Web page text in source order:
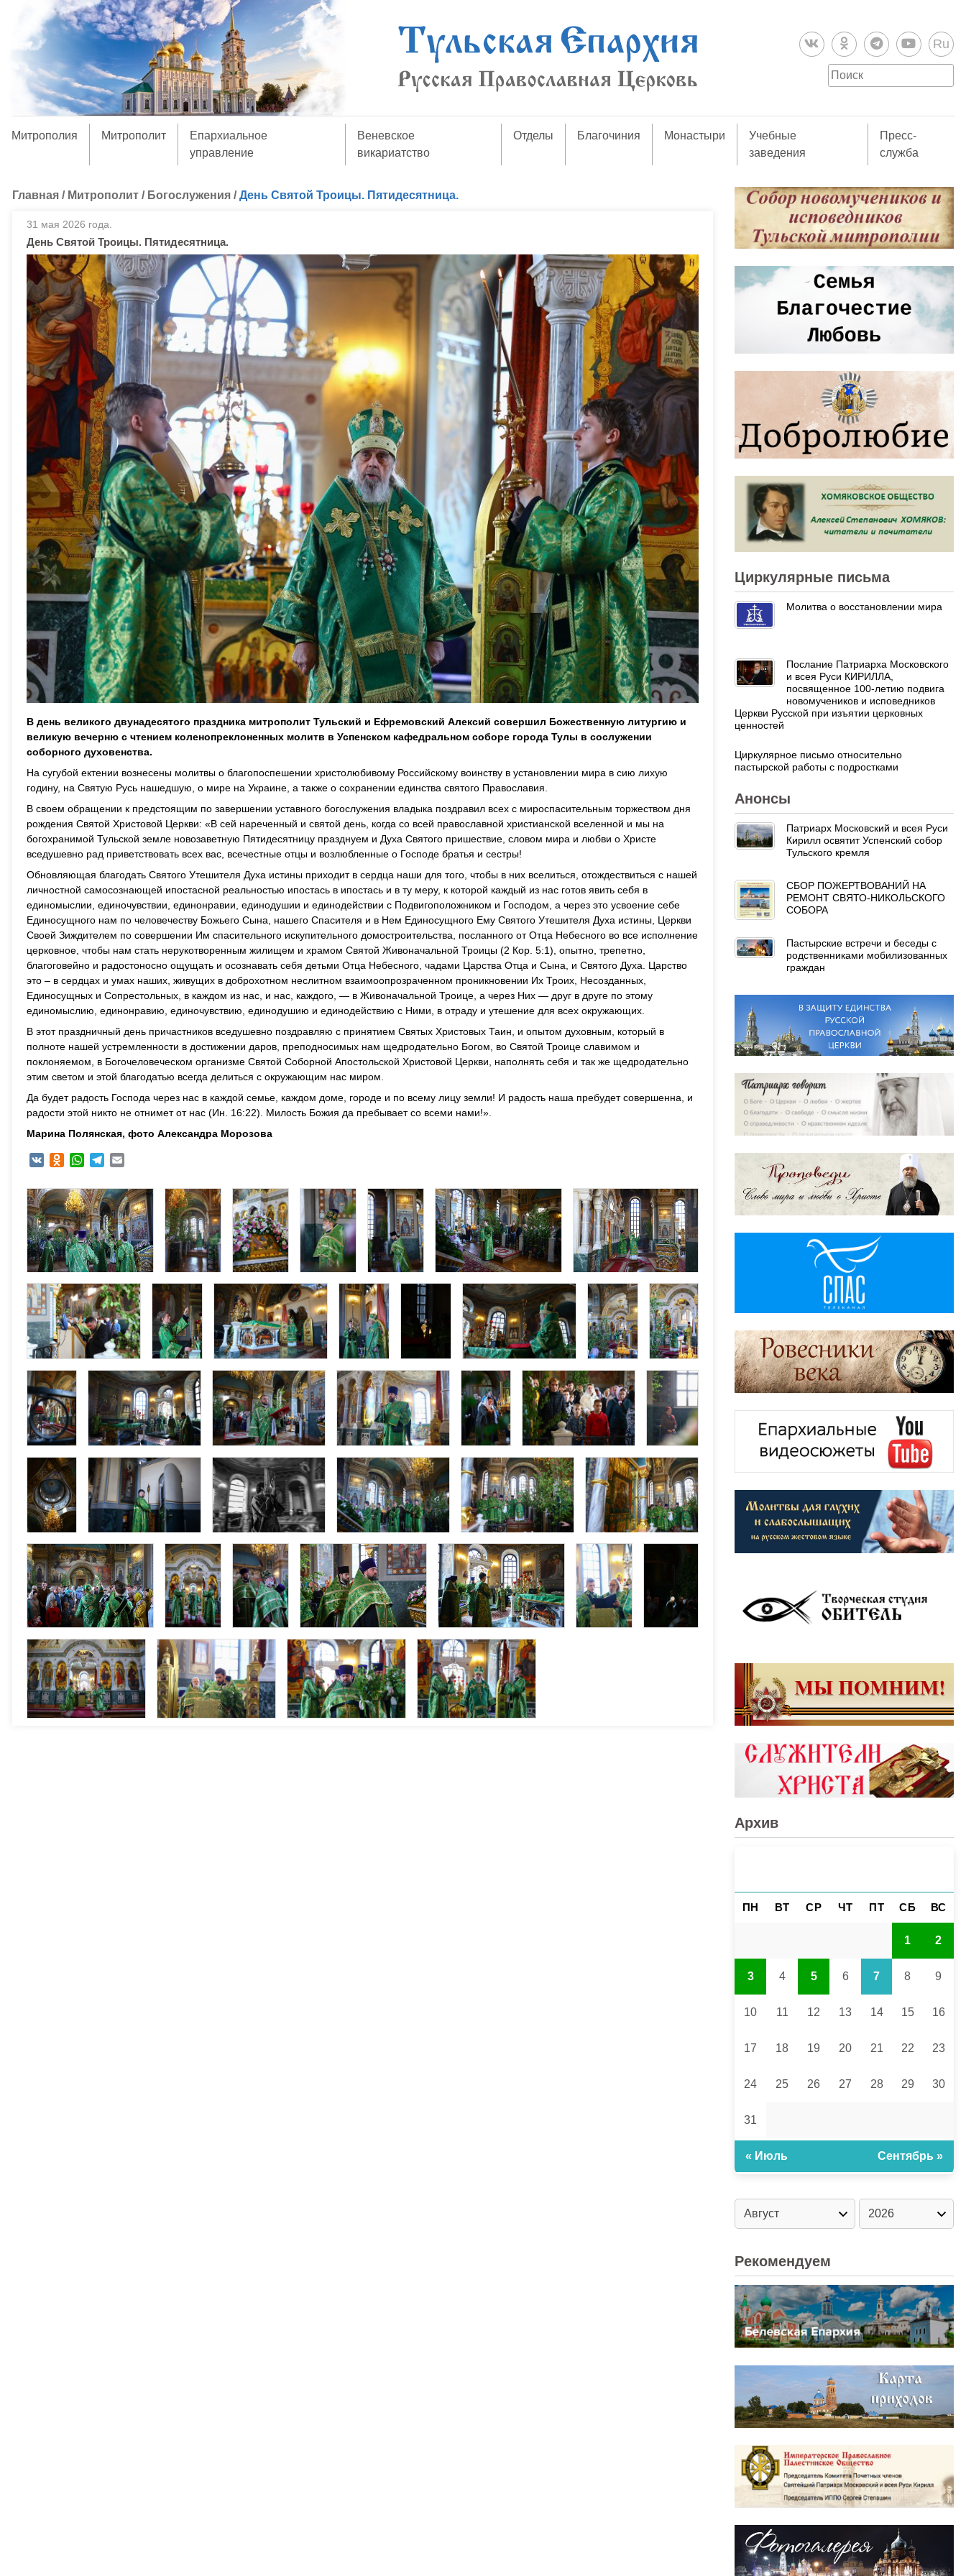
Ru
Митрополия Митрополит
Епархиальное
управление
Веневское
викариатство
Отделы Благочиния Монастыри
Учебные
заведения
Пресс-
служба
Главная / Митрополит / Богослужения /День Святой Троицы. Пятидесятница.
31 мая 2026 года.
День Святой Троицы. Пятидесятница.
В день великого двунадесятого праздника митрополит Тульский и Ефремовский Алексий совершил Божественную литургию и
великую вечерню с чтением коленопреклоненных молитв в Успенском кафедральном соборе города Тулы в сослужении
соборного духовенства.
На сугубой ектении вознесены молитвы о благопоспешении христолюбивому Российскому воинству в установлении мира в сию лихую
годину, на Святую Русь нашедшую, о мире на Украине, а также о сохранении единства святого Православия.
В своем обращении к предстоящим по завершении уставного богослужения владыка поздравил всех с мироспасительным торжеством дня
рождения Святой Христовой Церкви: «В сей нареченный и святой день, когда со всей православной христианской вселенной и мы на
богохранимой Тульской земле новозаветную Пятидесятницу празднуем и Духа Святого пришествие, словом мира и любви о Христе
вседушевно рад приветствовать всех вас, всечестные отцы и возлюбленные о Господе братья и сестры!
Обновляющая благодать Святого Утешителя Духа истины приходит в сердца наши для того, чтобы в них вселиться, отождествиться с нашей
личностной самосознающей ипостасной реальностью ипостась в ипостась и в ту меру, к которой каждый из нас готов явить себя в
единомыслии, единочувствии, единонравии, единодушии и единодействии с Подвигоположником и Господом, а через это усвоение себе
Единосущного нам по человечеству Божьего Сына, нашего Спасителя и в Нем Единосущного Ему Святого Утешителя Духа истины, Церкви
Своей Зиждителем по совершении Им спасительного искупительного домостроительства, посланного от Отца Небесного во все исполнение
церковное, чтобы нам стать нерукотворенным жилищем и храмом Святой Живоначальной Троицы (2 Кор. 5:1), опытно, трепетно,
благоговейно и радостоносно ощущать и осознавать себя детьми Отца Небесного, чадами Царства Отца и Сына, и Святого Духа. Царство
это – в сердцах и умах наших, живущих в доброхотном неслитном взаимоопрозраченном проникновении Их Троих, Несозданных,
Единосущных и Сопрестольных, в каждом из нас, и нас, каждого, — в Живоначальной Троице, а через Них — друг в друге по этому
единомыслию, единонравию, единочувствию, единодушию и единодействию с Ними, в отраду и утешение для всех окружающих.
В этот праздничный день причастников вседушевно поздравляю с принятием Святых Христовых Таин, и опытом духовным, который в
полноте нашей устремленности в достижении даров, преподносимых нам щедродательно Богом, во Святой Троице славимом и
поклоняемом, в Богочеловеческом организме Святой Соборной Апостольской Христовой Церкви, наполнять себя и так же щедродательно
этим светом и этой благодатью всегда делиться с окружающим нас миром.
Да будет радость Господа через нас в каждой семье, каждом доме, городе и по всему лицу земли! И радость наша пребудет совершенна, и
радости этой никто не отнимет от нас (Ин. 16:22). Милость Божия да пребывает со всеми нами!».
Марина Полянская, фото Александра Морозова
VK Odnoklassniki
WhatsAppTelegram
Циркулярные письма
Молитва о восстановлении мира
Послание Патриарха Московского
и всея Руси КИРИЛЛА,
посвященное 100-летию подвига
новомучеников и исповедников
Церкви Русской при изъятии церковных
ценностей
Циркулярное письмо относительно
пастырской работы с подростками
Анонсы
Патриарх Московский и всея Руси
Кирилл освятит Успенский собор
Тульского кремля
СБОР ПОЖЕРТВОВАНИЙ НА
РЕМОНТ СВЯТО-НИКОЛЬСКОГО
СОБОРА
Пастырские встречи и беседы с
родственниками мобилизованных
граждан
Архив
ПН ВТ СР ЧТ ПТ СБ ВС
1 2
3 4 5 6 7 8 9
10 11 12 13 14 15 16
17 18 19 20 21 22 23
24 25 26 27 28 29 30
31
« Июль Сентябрь »
Рекомендуем